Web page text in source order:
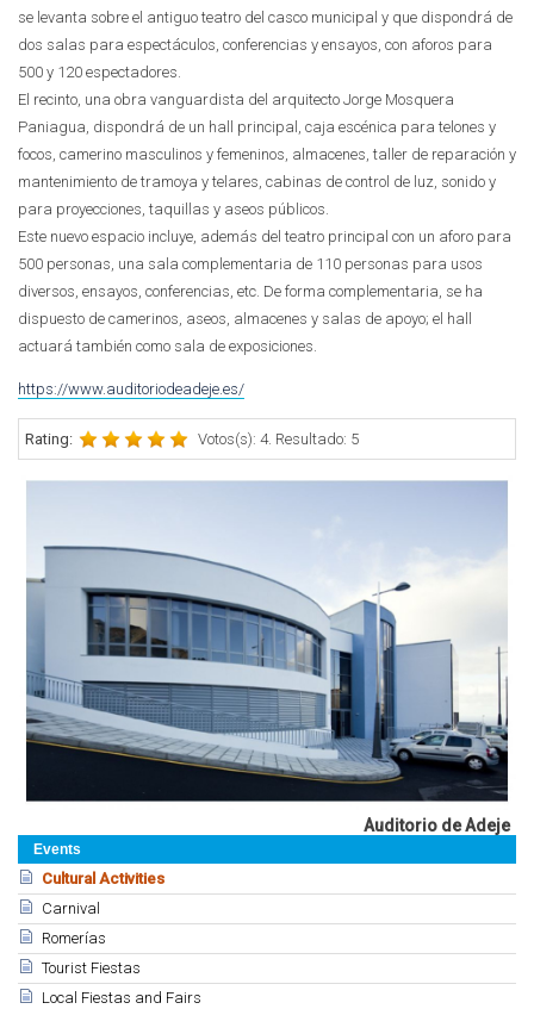
Events
Cultural Activities
Carnival
Romerías
Tourist Fiestas
Local Fiestas and Fairs
se levanta sobre el antiguo teatro del casco municipal y que dispondrá de
dos salas para espectáculos, conferencias y ensayos, con aforos para
500 y 120 espectadores.
El recinto, una obra vanguardista del arquitecto Jorge Mosquera
Paniagua, dispondrá de un hall principal, caja escénica para telones y
focos, camerino masculinos y femeninos, almacenes, taller de reparación y
mantenimiento de tramoya y telares, cabinas de control de luz, sonido y
para proyecciones, taquillas y aseos públicos.
Este nuevo espacio incluye, además del teatro principal con un aforo para
500 personas, una sala complementaria de 110 personas para usos
diversos, ensayos, conferencias, etc. De forma complementaria, se ha
dispuesto de camerinos, aseos, almacenes y salas de apoyo; el hall
actuará también como sala de exposiciones.
https://www.auditoriodeadeje.es/
Rating: Votos(s): 4. Resultado: 5
Auditorio de Adeje